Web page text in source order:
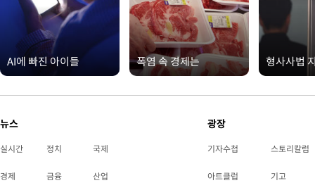
AI에 빠진 아이들 폭염 속 경제는 형사사법
뉴스
실시간 정치 국제
경제 금융 산업
광장
기자수첩 스토리칼럼
아트클럽 기고